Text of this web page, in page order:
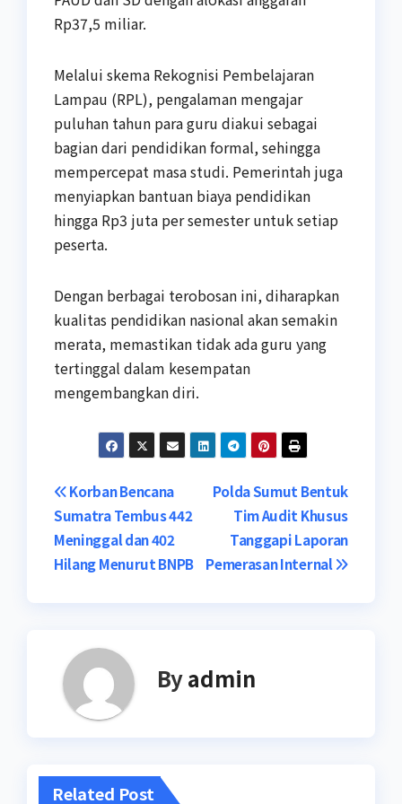
Rp37,5 miliar.
Melalui skema Rekognisi Pembelajaran
Lampau (RPL), pengalaman mengajar
puluhan tahun para guru diakui sebagai
bagian dari pendidikan formal, sehingga
mempercepat masa studi. Pemerintah juga
menyiapkan bantuan biaya pendidikan
hingga Rp3 juta per semester untuk setiap
peserta.
Dengan berbagai terobosan ini, diharapkan
kualitas pendidikan nasional akan semakin
merata, memastikan tidak ada guru yang
tertinggal dalam kesempatan
mengembangkan diri.
Post
navigation
Polda Sumut Bentuk
Tim Audit Khusus
Tanggapi Laporan
Pemerasan Internal
Korban Bencana
Sumatra Tembus 442
Meninggal dan 402
Hilang Menurut BNPB
Byadmin
Related Post